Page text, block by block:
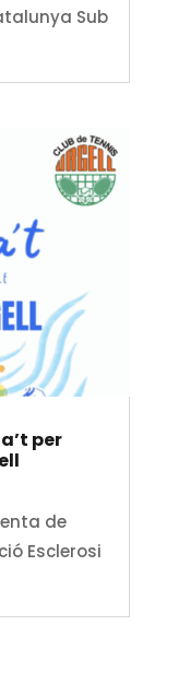
Sub
per
de
Esclerosi